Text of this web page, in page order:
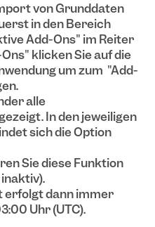
von Grunddaten
in den Bereich
Add-Ons" im Reiter
klicken Sie auf die
um zum "Add-
alle
In den jeweiligen
sich die Option
Sie diese Funktion
dann immer
Uhr (UTC).